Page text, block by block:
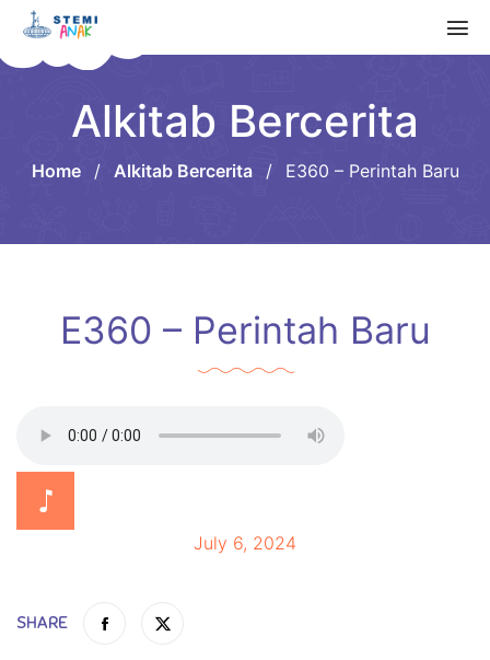
Alkitab Bercerita
Home / Alkitab Bercerita / E360 – Perintah Baru
E360 – Perintah Baru
July 6, 2024
SHARE